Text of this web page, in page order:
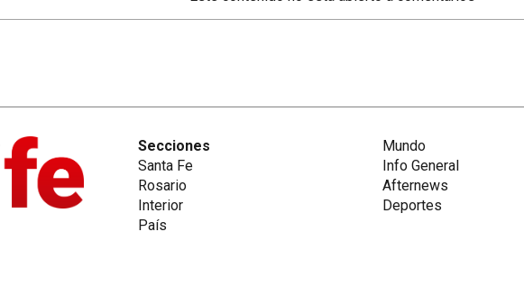
Secciones
Santa Fe
Rosario
Interior
País
Mundo
Info General
Afternews
Deportes